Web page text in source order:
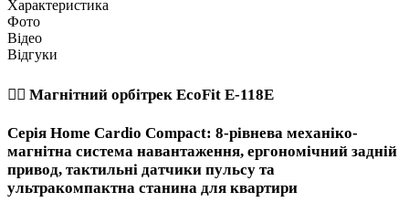
Характеристика
Фото
Відео
Відгуки
🏃‍♂️ Магнітний орбітрек EcoFit E-118E
Серія Home Cardio Compact: 8-рівнева механіко-
магнітна система навантаження, ергономічний задній
привод, тактильні датчики пульсу та
ультракомпактна станина для квартири